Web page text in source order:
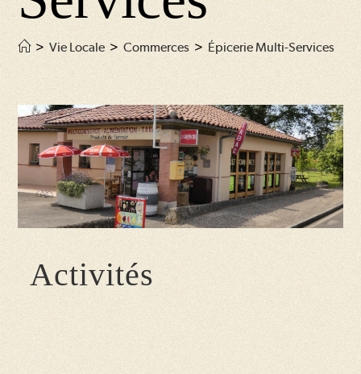
> Vie Locale > Commerces > Épicerie Multi-Services
Activités